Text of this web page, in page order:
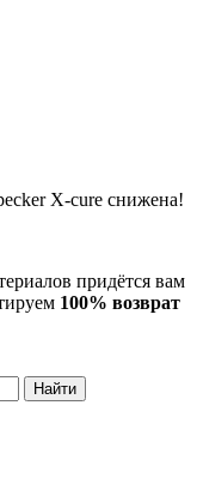
X-cure снижена!
придётся вам
100% возврат
Найти